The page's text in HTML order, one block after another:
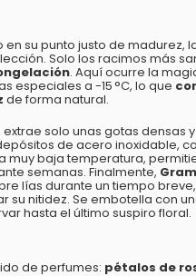
su punto justo de madurez,
Solo los racimos más
. Aquí ocurre la
especiales a -15 °C, lo que
de forma natural.
solo unas gotas densas
de acero inoxidable,
muy baja temperatura,
semanas. Finalmente,
lías durante un tiempo
su nitidez. Se embotella con
hasta el último suspiro floral.
de perfumes: pétalos de